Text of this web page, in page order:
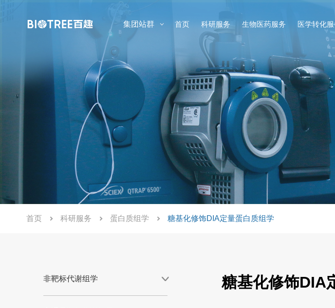
集团站群 首页 科研服务 生物医药服务 医学转化
首页 科研服务 蛋白质组学 糖基化修饰DIA定量蛋白质组学
非靶标代谢组学 糖基化修饰DIA